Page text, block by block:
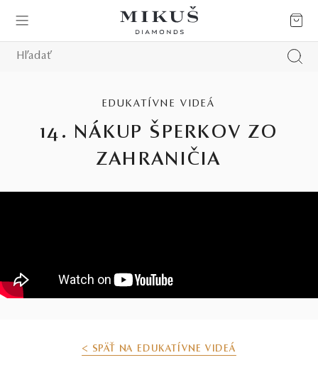
EDUKATÍVNE VIDEÁ
14. NÁKUP ŠPERKOV ZO
ZAHRANIČIA
< SPÄŤ NA EDUKATÍVNE VIDEÁ